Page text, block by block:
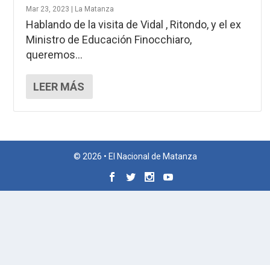
Mar 23, 2023 La Matanza
Hablando de la visita de Vidal , Ritondo, y el ex
Ministro de Educación Finocchiaro,
queremos...
LEER MÁS
© 2026 • El Nacional de Matanza